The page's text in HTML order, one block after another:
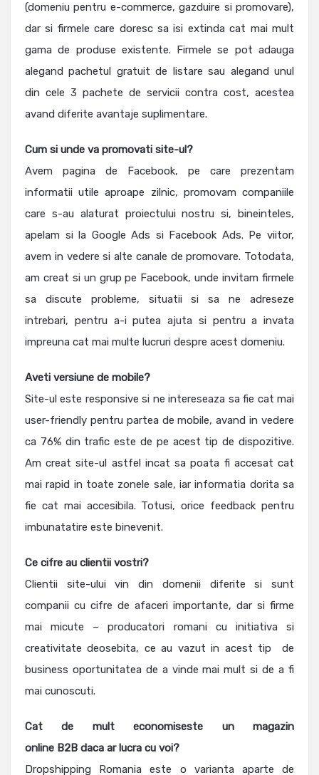
(domeniu pentru e-commerce, gazduire si promovare),
dar si firmele care doresc sa isi extinda cat mai mult
gama de produse existente. Firmele se pot adauga
alegand pachetul gratuit de listare sau alegand unul
din cele 3 pachete de servicii contra cost, acestea
avand diferite avantaje suplimentare.
Cum si unde va promovati site-ul?
Avem pagina de Facebook, pe care prezentam
informatii utile aproape zilnic, promovam companiile
care s-au alaturat proiectului nostru si, bineinteles,
apelam si la Google Ads si Facebook Ads. Pe viitor,
avem in vedere si alte canale de promovare. Totodata,
am creat si un grup pe Facebook, unde invitam firmele
sa discute probleme, situatii si sa ne adreseze
intrebari, pentru a-i putea ajuta si pentru a invata
impreuna cat mai multe lucruri despre acest domeniu.
Aveti versiune de mobile?
Site-ul este responsive si ne intereseaza sa fie cat mai
user-friendly pentru partea de mobile, avand in vedere
ca 76% din trafic este de pe acest tip de dispozitive.
Am creat site-ul astfel incat sa poata fi accesat cat
mai rapid in toate zonele sale, iar informatia dorita sa
fie cat mai accesibila. Totusi, orice feedback pentru
imbunatatire este binevenit.
Ce cifre au clientii vostri?
Clientii site-ului vin din domenii diferite si sunt
companii cu cifre de afaceri importante, dar si firme
mai micute – producatori romani cu initiativa si
creativitate deosebita, ce au vazut in acest tip de
business oportunitatea de a vinde mai mult si de a fi
mai cunoscuti.
Cat de mult economiseste un magazin
online B2B daca ar lucra cu voi?
Dropshipping Romania este o varianta aparte de